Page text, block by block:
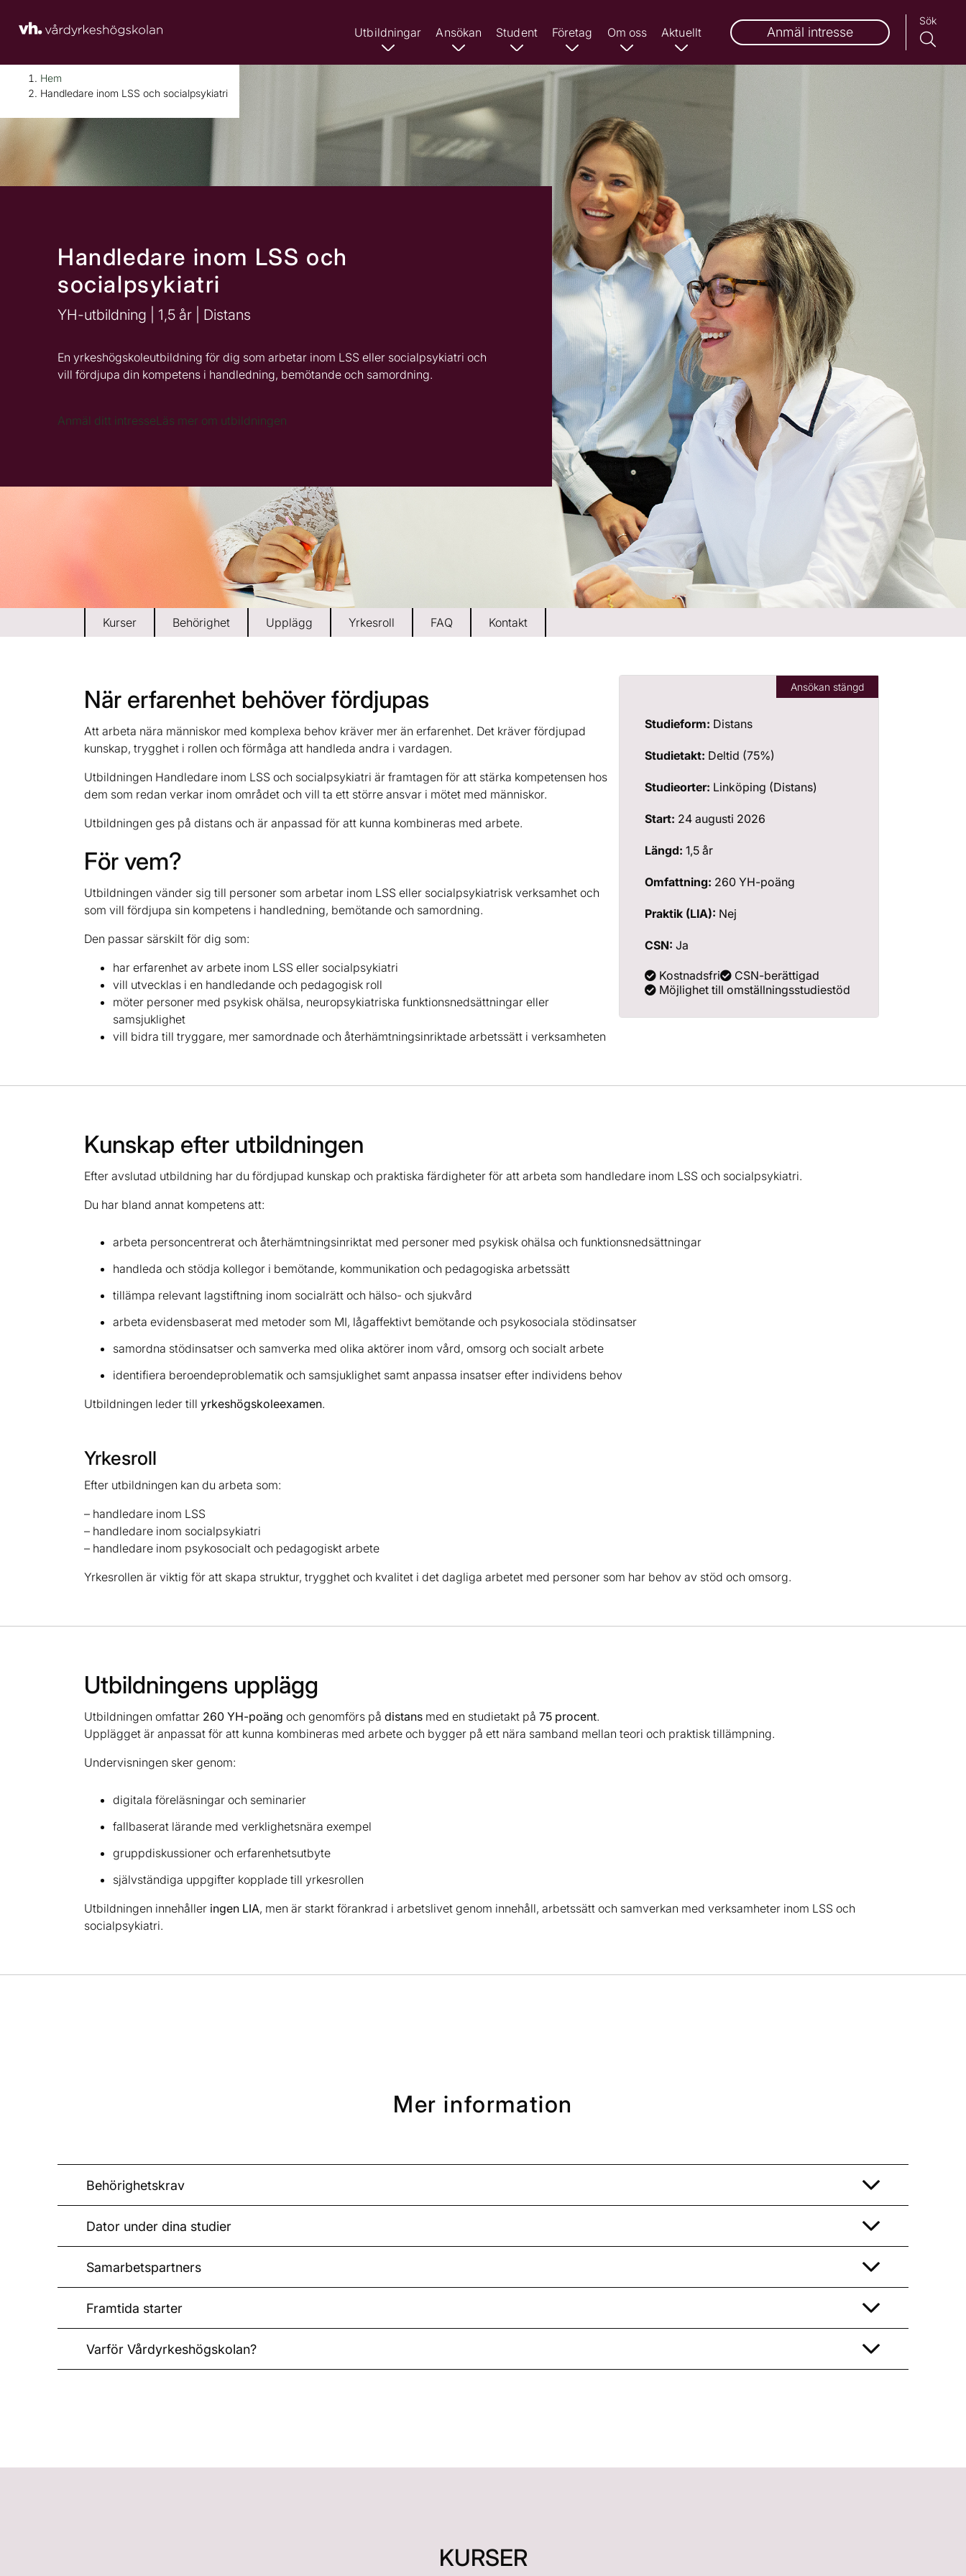
Huvudnavigation
Anmäl intresse
Sök
Utbildningar Ansökan Student Företag Om oss Aktuellt
Hem
Handledare inom LSS och socialpsykiatri
Handledare inom LSS och
socialpsykiatri
YH-utbildning | 1,5 år | Distans
En yrkeshögskoleutbildning för dig som arbetar inom LSS eller socialpsykiatri och
vill fördjupa din kompetens i handledning, bemötande och samordning.
Anmäl ditt intresseLäs mer om utbildningen
Kurser Behörighet Upplägg Yrkesroll FAQ Kontakt
När erfarenhet behöver fördjupas
Att arbeta nära människor med komplexa behov kräver mer än erfarenhet. Det kräver fördjupad
kunskap, trygghet i rollen och förmåga att handleda andra i vardagen.
Utbildningen Handledare inom LSS och socialpsykiatri är framtagen för att stärka kompetensen hos
dem som redan verkar inom området och vill ta ett större ansvar i mötet med människor.
Utbildningen ges på distans och är anpassad för att kunna kombineras med arbete.
För vem?
Utbildningen vänder sig till personer som arbetar inom LSS eller socialpsykiatrisk verksamhet och
som vill fördjupa sin kompetens i handledning, bemötande och samordning.
Den passar särskilt för dig som:
har erfarenhet av arbete inom LSS eller socialpsykiatri
vill utvecklas i en handledande och pedagogisk roll
möter personer med psykisk ohälsa, neuropsykiatriska funktionsnedsättningar eller
samsjuklighet
vill bidra till tryggare, mer samordnade och återhämtningsinriktade arbetssätt i verksamheten
Studieform: Distans
Studietakt: Deltid (75%)
Studieorter: Linköping (Distans)
Start: 24 augusti 2026
Längd: 1,5 år
Omfattning: 260 YH-poäng
Praktik (LIA): Nej
CSN: Ja
Ansökan stängd
Kostnadsfri
CSN-berättigad
Möjlighet till omställningsstudiestöd
Kunskap efter utbildningen
Efter avslutad utbildning har du fördjupad kunskap och praktiska färdigheter för att arbeta som handledare inom LSS och socialpsykiatri.
Du har bland annat kompetens att:
arbeta personcentrerat och återhämtningsinriktat med personer med psykisk ohälsa och funktionsnedsättningar
handleda och stödja kollegor i bemötande, kommunikation och pedagogiska arbetssätt
tillämpa relevant lagstiftning inom socialrätt och hälso- och sjukvård
arbeta evidensbaserat med metoder som MI, lågaffektivt bemötande och psykosociala stödinsatser
samordna stödinsatser och samverka med olika aktörer inom vård, omsorg och socialt arbete
identifiera beroendeproblematik och samsjuklighet samt anpassa insatser efter individens behov
Utbildningen leder till yrkeshögskoleexamen.
Yrkesroll
Efter utbildningen kan du arbeta som:
– handledare inom LSS
– handledare inom socialpsykiatri
– handledare inom psykosocialt och pedagogiskt arbete
Yrkesrollen är viktig för att skapa struktur, trygghet och kvalitet i det dagliga arbetet med personer som har behov av stöd och omsorg.
Utbildningens upplägg
Utbildningen omfattar 260 YH-poäng och genomförs på distans med en studietakt på 75 procent.
Upplägget är anpassat för att kunna kombineras med arbete och bygger på ett nära samband mellan teori och praktisk tillämpning.
Undervisningen sker genom:
digitala föreläsningar och seminarier
fallbaserat lärande med verklighetsnära exempel
gruppdiskussioner och erfarenhetsutbyte
självständiga uppgifter kopplade till yrkesrollen
Utbildningen innehåller ingen LIA, men är starkt förankrad i arbetslivet genom innehåll, arbetssätt och samverkan med verksamheter inom LSS och
socialpsykiatri.
Mer information
Behörighetskrav
Dator under dina studier
Samarbetspartners
Framtida starter
Varför Vårdyrkeshögskolan?
KURSER